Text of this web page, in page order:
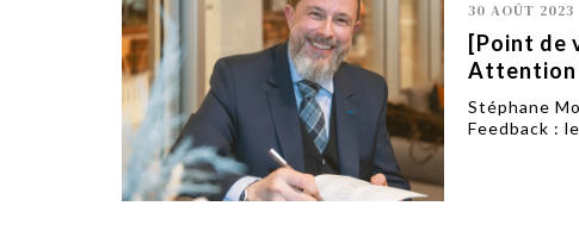
30 AOÛT 2023
[Point de
Attention
Stéphane
Feedback :